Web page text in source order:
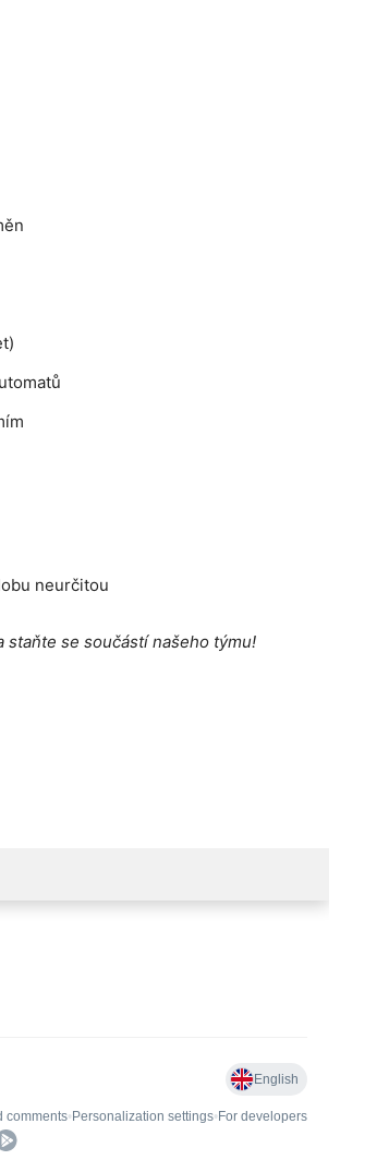
neurčitou
staňte se součástí našeho týmu!